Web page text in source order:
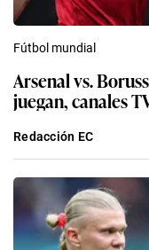
Fútbol mundial
Arsenal vs.
juegan, canales
Redacción EC